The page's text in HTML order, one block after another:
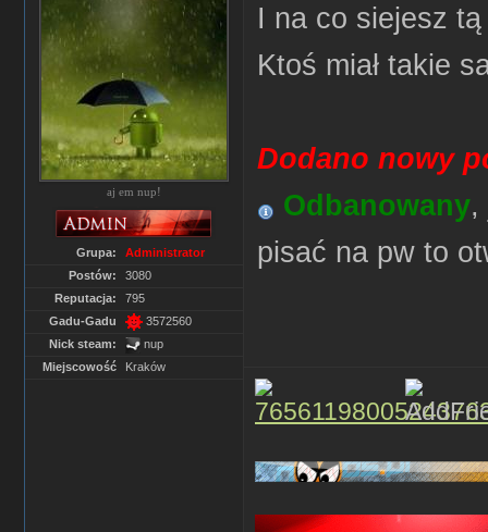
aj em nup!
Grupa:
Administrator
Postów:
3080
Reputacja:
795
Gadu-Gadu
3572560
Nick steam:
nup
Miejscowość
Kraków
I na co siejesz
Ktoś miał takie
Dodano nowy
Odbanowany,
pisać na pw to